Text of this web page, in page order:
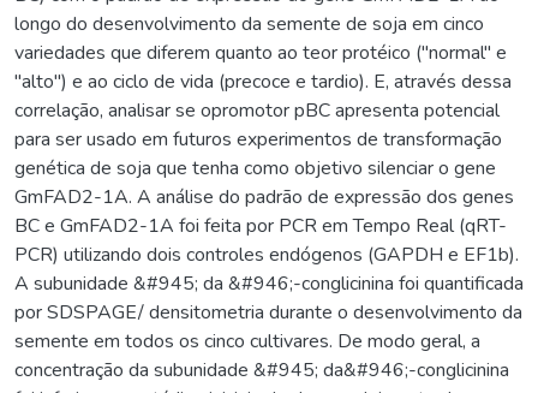
longo do desenvolvimento da semente de soja em cinco
variedades que diferem quanto ao teor protéico ("normal" e
"alto") e ao ciclo de vida (precoce e tardio). E, através dessa
correlação, analisar se opromotor pBC apresenta potencial
para ser usado em futuros experimentos de transformação
genética de soja que tenha como objetivo silenciar o gene
GmFAD2-1A. A análise do padrão de expressão dos genes
BC e GmFAD2-1A foi feita por PCR em Tempo Real (qRT-
PCR) utilizando dois controles endógenos (GAPDH e EF1b).
A subunidade &#945; da &#946;-conglicinina foi quantificada
por SDSPAGE/ densitometria durante o desenvolvimento da
semente em todos os cinco cultivares. De modo geral, a
concentração da subunidade &#945; da&#946;-conglicinina